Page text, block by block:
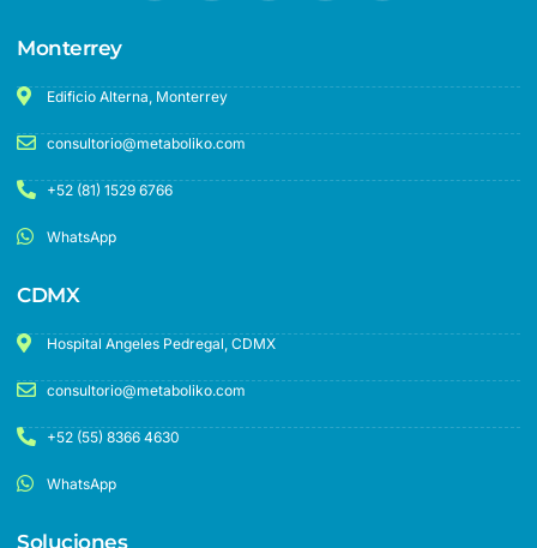
Monterrey
Edificio Alterna, Monterrey
consultorio@metaboliko.com
+52 (81) 1529 6766
WhatsApp
CDMX
Hospital Angeles Pedregal, CDMX
consultorio@metaboliko.com
+52 (55) 8366 4630
WhatsApp
Soluciones